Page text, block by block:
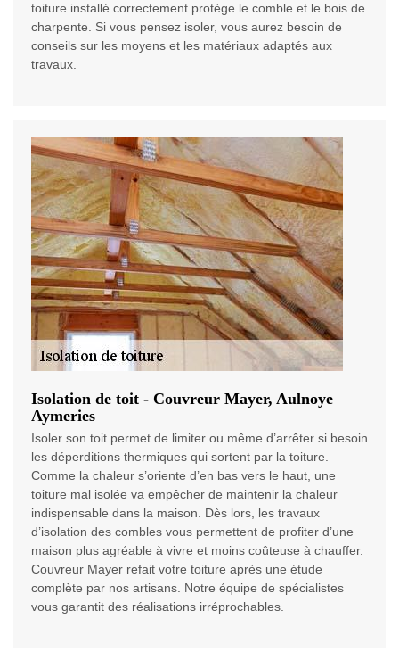
toiture installé correctement protège le comble et le bois de
charpente. Si vous pensez isoler, vous aurez besoin de
conseils sur les moyens et les matériaux adaptés aux
travaux.
Isolation de toit - Couvreur Mayer, Aulnoye
Aymeries
Isoler son toit permet de limiter ou même d’arrêter si besoin
les déperditions thermiques qui sortent par la toiture.
Comme la chaleur s’oriente d’en bas vers le haut, une
toiture mal isolée va empêcher de maintenir la chaleur
indispensable dans la maison. Dès lors, les travaux
d’isolation des combles vous permettent de profiter d’une
maison plus agréable à vivre et moins coûteuse à chauffer.
Couvreur Mayer refait votre toiture après une étude
complète par nos artisans. Notre équipe de spécialistes
vous garantit des réalisations irréprochables.